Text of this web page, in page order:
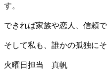
す。
できれば家族や恋人、信頼で
そして私も、誰かの孤独に
火曜日担当 真帆